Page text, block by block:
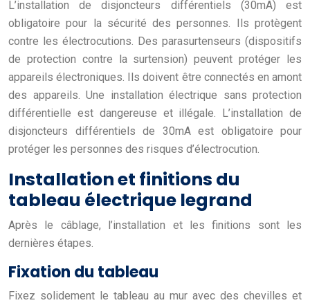
L’installation de disjoncteurs différentiels (30mA) est
obligatoire pour la sécurité des personnes. Ils protègent
contre les électrocutions. Des parasurtenseurs (dispositifs
de protection contre la surtension) peuvent protéger les
appareils électroniques. Ils doivent être connectés en amont
des appareils. Une installation électrique sans protection
différentielle est dangereuse et illégale. L’installation de
disjoncteurs différentiels de 30mA est obligatoire pour
protéger les personnes des risques d’électrocution.
Installation et finitions du
tableau électrique legrand
Après le câblage, l’installation et les finitions sont les
dernières étapes.
Fixation du tableau
Fixez solidement le tableau au mur avec des chevilles et